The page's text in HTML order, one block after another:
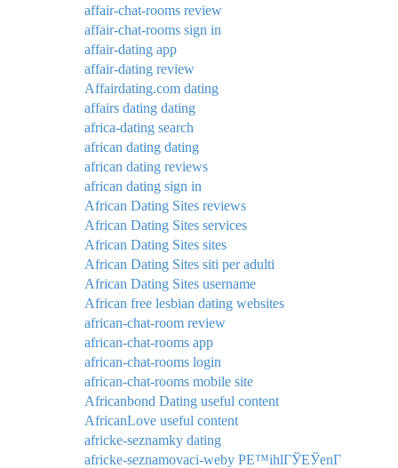
affair-chat-rooms review
affair-chat-rooms sign in
affair-dating app
affair-dating review
Affairdating.com dating
affairs dating dating
africa-dating search
african dating dating
african dating reviews
african dating sign in
African Dating Sites reviews
African Dating Sites services
African Dating Sites sites
African Dating Sites siti per adulti
African Dating Sites username
African free lesbian dating websites
african-chat-room review
african-chat-rooms app
african-chat-rooms login
african-chat-rooms mobile site
Africanbond Dating useful content
AfricanLove useful content
africke-seznamky dating
africke-seznamovaci-weby PЕ™ihlГЎЕЎenГ­